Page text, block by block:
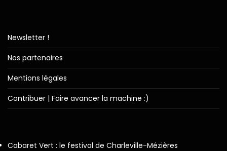
Newsletter !
Nos partenaires
Mentions légales
Contribuer | Faire avancer la machine :)
Cabaret Vert : le festival de Charleville-Mézières